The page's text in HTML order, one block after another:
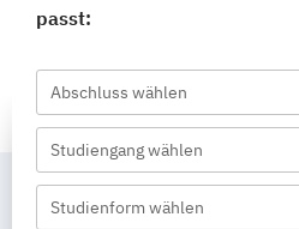
passt:
Abschluss wählen
Studiengang wählen
Studienform wählen